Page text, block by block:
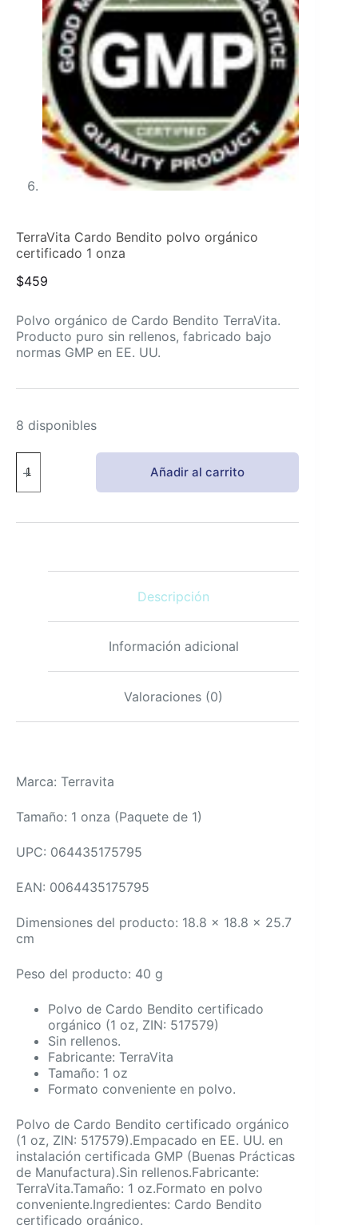
TerraVita Cardo Bendito polvo orgánico
certificado 1 onza
$459
Polvo orgánico de Cardo Bendito TerraVita.
Producto puro sin rellenos, fabricado bajo
normas GMP en EE. UU.
8 disponibles
Cardo
Bendito
orgánico
Añadir al carrito
Descripción
Información adicional
Valoraciones (0)
Marca: Terravita
Tamaño: 1 onza (Paquete de 1)
UPC: 064435175795
EAN: 0064435175795
Dimensiones del producto: 18.8 x 18.8 x 25.7
cm
Peso del producto: 40 g
Polvo de Cardo Bendito certificado
orgánico (1 oz, ZIN: 517579)
Sin rellenos.
Fabricante: TerraVita
Tamaño: 1 oz
Formato conveniente en polvo.
Polvo de Cardo Bendito certificado orgánico
(1 oz, ZIN: 517579).Empacado en EE. UU. en
instalación certificada GMP (Buenas Prácticas
de Manufactura).Sin rellenos.Fabricante:
TerraVita.Tamaño: 1 oz.Formato en polvo
conveniente.Ingredientes: Cardo Bendito
certificado orgánico.